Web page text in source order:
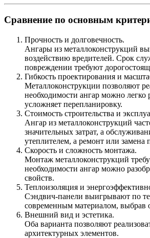
Сравнение по основным
Прочность и долговечность.
Ангары из металлоконструкций
воздействию вредителей. Срок
повреждении требуют
Гибкость проектирования и
Металлоконструкции позволяют
необходимости ангар можно
усложняет перепланировку.
Стоимость строительства и
Ангар из металлоконструкций
значительных затрат, а
утеплителем, а ремонт или
Скорость и сложность монтажа.
Монтаж металлоконструкций
необходимости ангар можно
свойств.
Теплоизоляция и
Сэндвич-панели выигрывают по
современным материалом, выбрав
Внешний вид и эстетика.
Оба варианта позволяют
архитектурных элементов.